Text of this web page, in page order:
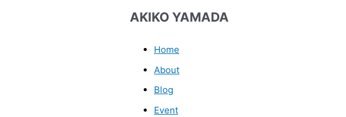
AKIKO YAMADA
Home
About
Blog
Event